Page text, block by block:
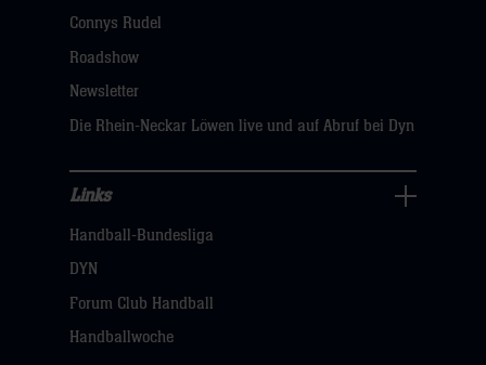
dann
hier
Connys Rudel
Roadshow
Newsletter
Die Rhein-Neckar Löwen live und auf Abruf bei Dyn
Navigation
öffnen,
dann
klicken
Links
Handball-Bundesliga
DYN
Forum Club Handball
Handballwoche